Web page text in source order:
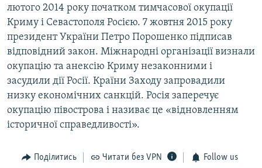
лютого 2014 року початком тимчасової окупації
Криму і Севастополя Росією. 7 жовтня 2015 року
президент України Петро Порошенко підписав
відповідний закон. Міжнародні організації визнали
окупацію та анексію Криму незаконними і
засудили дії Росії. Країни Заходу запровадили
низку економічних санкцій. Росія заперечує
окупацію півострова і називає це «відновленням
історичної справедливості».
Поділитись Читати без VPN Follow us